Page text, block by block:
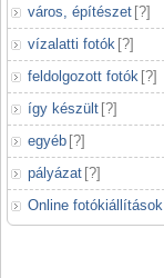
város, építészet [?]
vízalatti fotók [?]
feldolgozott fotók [?]
így készült [?]
egyéb [?]
pályázat [?]
Online fotókiállítások